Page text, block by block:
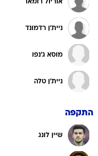
ניית'ן רדמונד
מוסא ג'נפו
ניית'ן טלה
התקפה
צ'ה אדמס